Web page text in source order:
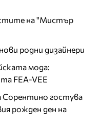
на "Мистър
родни дизайнери
мода:
FEA-VEE
Сорентино гостува
рожден ден на